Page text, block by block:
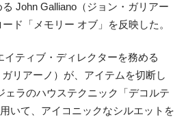
John Galliano（ジョン・ガリアー
ド「メモリー オブ」を反映した。
イティブ・ディレクターを務める
リアーノ）が、アイテムを切断し
ェラのハウステクニック「デコルテ
いて、アイコニックなシルエットを